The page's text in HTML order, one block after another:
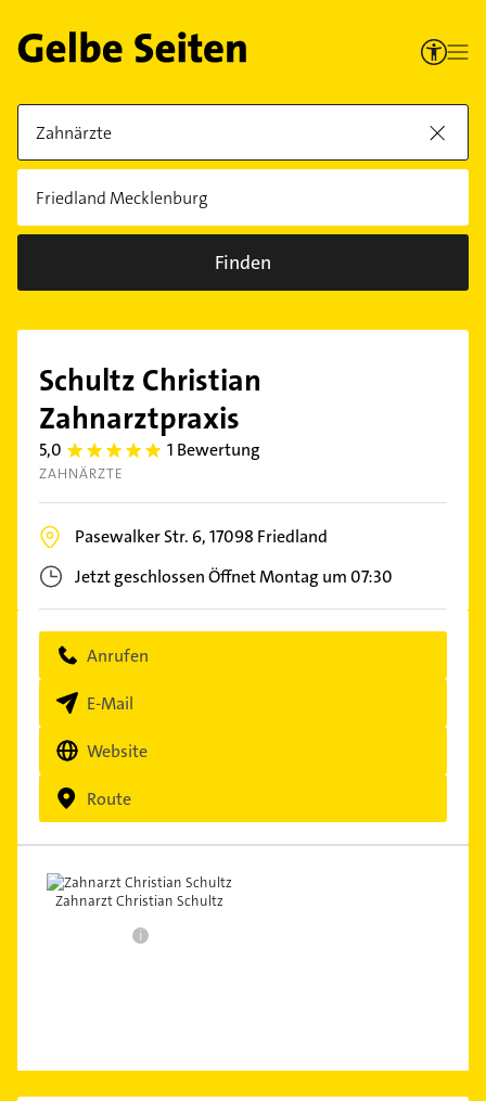
Finden
Schultz Christian
Zahnarztpraxis
5,0 5.0 1 Bewertung
ZAHNÄRZTE
Pasewalker Str. 6,17098 Friedland
Jetzt geschlossenÖffnet Montag um 07:30
Anrufen
E-Mail
Website
Route
Zahnarzt Christian Schultz
i